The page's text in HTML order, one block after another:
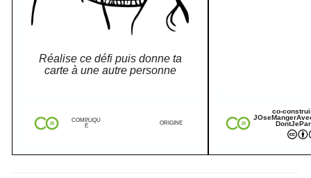
Réalise ce défi puis donne ta
carte à une autre personne
COMPLIQU
É
ORIGINE
co-